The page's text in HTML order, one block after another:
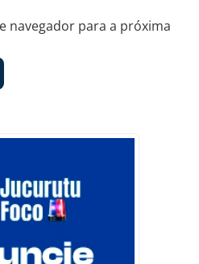
navegador para a próxima